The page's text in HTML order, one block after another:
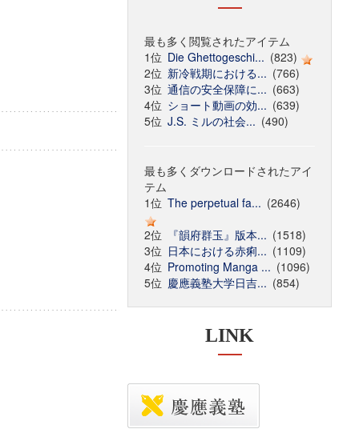
最も多く閲覧されたアイテム
1位 Die Ghettogeschi... (823)
2位 新冷戦期における... (766)
3位 通信の安全保障に... (663)
4位 ショート動画の効... (639)
5位 J.S. ミルの社会... (490)
最も多くダウンロードされたアイ
テム
1位 The perpetual fa... (2646)
2位
『韻府群玉』版本... (1518)
3位 日本における赤痢... (1109)
4位 Promoting Manga ... (1096)
5位 慶應義塾大学日吉... (854)
LINK